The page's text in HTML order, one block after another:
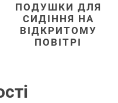
ПОДУШКИ ДЛЯ
СИДІННЯ НА
ВІДКРИТОМУ
ПОВІТРІ